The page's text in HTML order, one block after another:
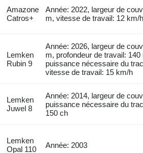
Amazone
Catros+
Année: 2022, largeur de
m, vitesse de travail: 12 km/h
Lemken
Rubin 9
Année: 2026, largeur de
m, profondeur de travail: 140
puissance nécessaire du
vitesse de travail: 15 km/h
Lemken
Juwel 8
Année: 2014, largeur de
puissance nécessaire du
150 ch
Lemken
Opal 110
Année: 2003